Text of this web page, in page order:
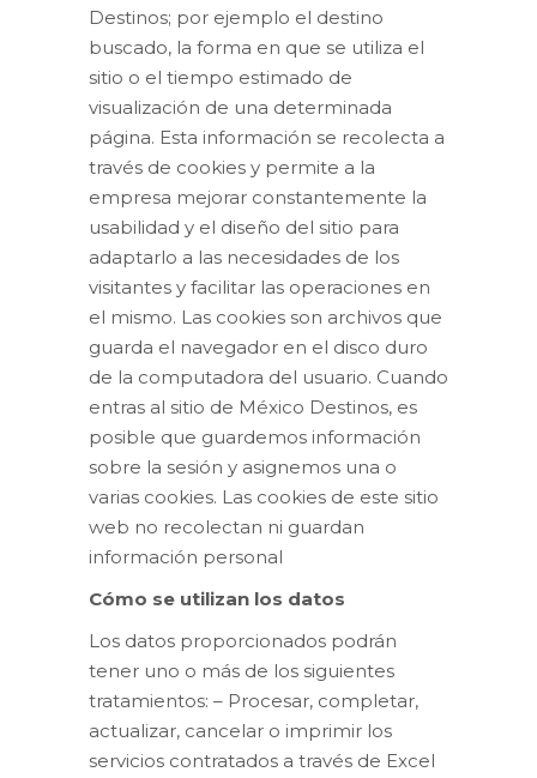
Destinos; por ejemplo el destino
buscado, la forma en que se utiliza el
sitio o el tiempo estimado de
visualización de una determinada
página. Esta información se recolecta a
través de cookies y permite a la
empresa mejorar constantemente la
usabilidad y el diseño del sitio para
adaptarlo a las necesidades de los
visitantes y facilitar las operaciones en
el mismo. Las cookies son archivos que
guarda el navegador en el disco duro
de la computadora del usuario. Cuando
entras al sitio de México Destinos, es
posible que guardemos información
sobre la sesión y asignemos una o
varias cookies. Las cookies de este sitio
web no recolectan ni guardan
información personal
Cómo se utilizan los datos
Los datos proporcionados podrán
tener uno o más de los siguientes
tratamientos: – Procesar, completar,
actualizar, cancelar o imprimir los
servicios contratados a través de Excel